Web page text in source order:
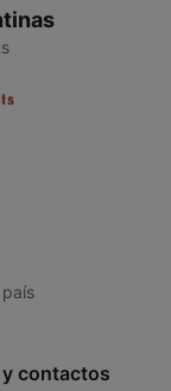
contactos